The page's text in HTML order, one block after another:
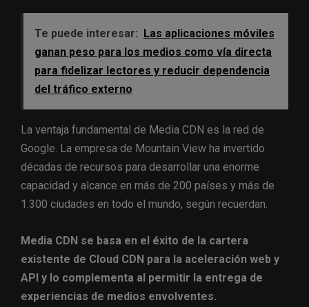
Te puede interesar:
Las aplicaciones móviles
ganan peso para los medios como vía directa
para fidelizar lectores y reducir dependencia
del tráfico externo
La ventaja fundamental de Media CDN es la red de
Google. La empresa de Mountain View ha invertido
décadas de recursos para desarrollar una enorme
capacidad y alcance en más de 200 países y más de
1.300 ciudades en todo el mundo, según recuerdan.
Media CDN se basa en el éxito de la cartera
existente de Cloud CDN para la aceleración web y
API y lo complementa al permitir la entrega de
experiencias de medios envolventes.